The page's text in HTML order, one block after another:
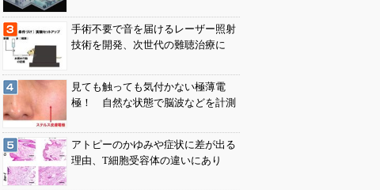
手術不要で音を届けるレーザー照射
技術を開発、次世代の難聴治療に
見ても触っても気付かない極薄電
極！ 自然な状態で脳波などを計測
アトピーのかゆみや症状に差が出る
理由、T細胞受容体の違いにあり